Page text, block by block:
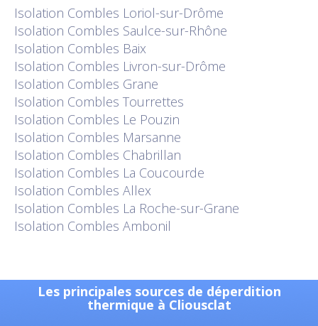
Isolation Combles Loriol-sur-Drôme
Isolation Combles Saulce-sur-Rhône
Isolation Combles Baix
Isolation Combles Livron-sur-Drôme
Isolation Combles Grane
Isolation Combles Tourrettes
Isolation Combles Le Pouzin
Isolation Combles Marsanne
Isolation Combles Chabrillan
Isolation Combles La Coucourde
Isolation Combles Allex
Isolation Combles La Roche-sur-Grane
Isolation Combles Ambonil
Les principales sources de déperdition
thermique à Cliousclat